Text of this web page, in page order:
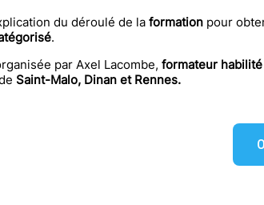
du déroulé de la formation pour
.
par Axel Lacombe, formateur habilité
Saint-Malo, Dinan et Rennes.